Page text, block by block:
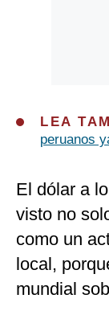
LEA
peruanos
El dólar a
visto no
como un
local,
mundial